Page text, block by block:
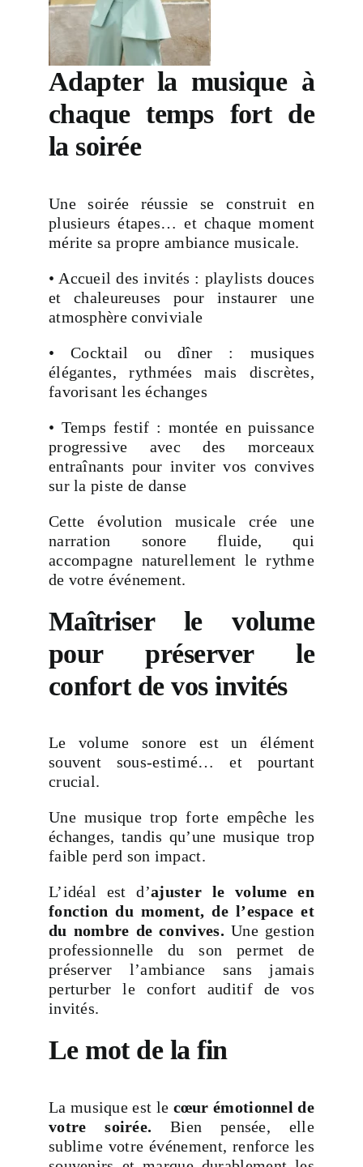
Adapter la musique à
chaque temps fort de
la soirée
Une soirée réussie se construit en
plusieurs étapes… et chaque moment
mérite sa propre ambiance musicale.
• Accueil des invités : playlists douces
et chaleureuses pour instaurer une
atmosphère conviviale
• Cocktail ou dîner : musiques
élégantes, rythmées mais discrètes,
favorisant les échanges
• Temps festif : montée en puissance
progressive avec des morceaux
entraînants pour inviter vos convives
sur la piste de danse
Cette évolution musicale crée une
narration sonore fluide, qui
accompagne naturellement le rythme
de votre événement.
Maîtriser le volume
pour préserver le
confort de vos invités
Le volume sonore est un élément
souvent sous-estimé… et pourtant
crucial.
Une musique trop forte empêche les
échanges, tandis qu’une musique trop
faible perd son impact.
L’idéal est d’ajuster le volume en
fonction du moment, de l’espace et
du nombre de convives. Une gestion
professionnelle du son permet de
préserver l’ambiance sans jamais
perturber le confort auditif de vos
invités.
Le mot de la fin
La musique est le cœur émotionnel de
votre soirée.Bien pensée, elle
sublime votre événement, renforce les